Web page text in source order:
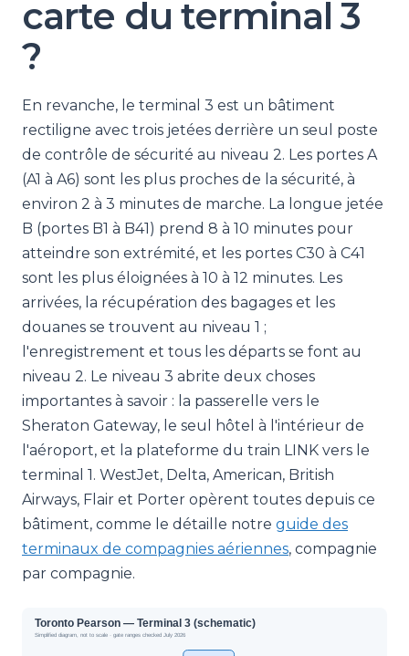
carte du terminal 3
?
En revanche, le terminal 3 est un bâtiment
rectiligne avec trois jetées derrière un seul poste
de contrôle de sécurité au niveau 2. Les portes A
(A1 à A6) sont les plus proches de la sécurité, à
environ 2 à 3 minutes de marche. La longue jetée
B (portes B1 à B41) prend 8 à 10 minutes pour
atteindre son extrémité, et les portes C30 à C41
sont les plus éloignées à 10 à 12 minutes. Les
arrivées, la récupération des bagages et les
douanes se trouvent au niveau 1 ;
l'enregistrement et tous les départs se font au
niveau 2. Le niveau 3 abrite deux choses
importantes à savoir : la passerelle vers le
Sheraton Gateway, le seul hôtel à l'intérieur de
l'aéroport, et la plateforme du train LINK vers le
terminal 1. WestJet, Delta, American, British
Airways, Flair et Porter opèrent toutes depuis ce
bâtiment, comme le détaille notre guide des
terminaux de compagnies aériennes, compagnie
par compagnie.